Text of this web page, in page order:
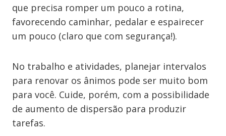
que precisa romper um pouco a rotina,
favorecendo caminhar, pedalar e espairecer
um pouco (claro que com segurança!).
No trabalho e atividades, planejar intervalos
para renovar os ânimos pode ser muito bom
para você. Cuide, porém, com a possibilidade
de aumento de dispersão para produzir
tarefas.